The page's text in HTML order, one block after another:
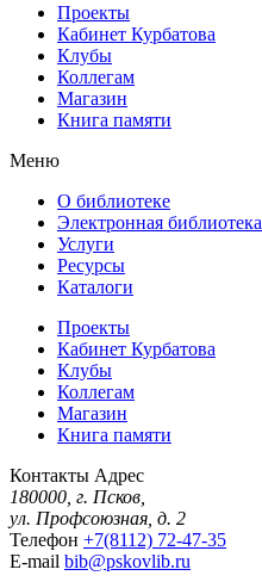
Проекты
Кабинет Курбатова
Клубы
Коллегам
Магазин
Книга памяти
Меню
О библиотеке
Электронная библиотека
Услуги
Ресурсы
Каталоги
Проекты
Кабинет Курбатова
Клубы
Коллегам
Магазин
Книга памяти
Контакты Адрес
180000, г. Псков,
ул. Профсоюзная, д. 2
Телефон +7(8112) 72-47-35
E-mail bib@pskovlib.ru